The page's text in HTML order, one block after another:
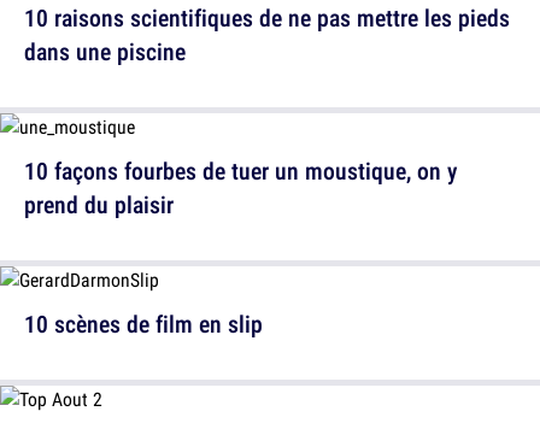
10 façons fourbes de tuer un moustique, on y
prend du plaisir
10 raisons scientifiques de ne pas mettre les pieds
dans une piscine
10 scènes de film en slip